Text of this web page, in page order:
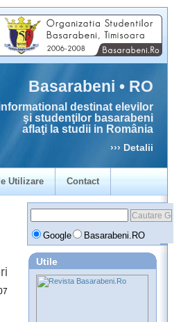
Basarabeni • RO
destinat elevilor
şi studenţilor basarabeni
aflaţi la studii in România
››› Detalii
Utilizare Contact
Google Basarabeni.RO
Utile